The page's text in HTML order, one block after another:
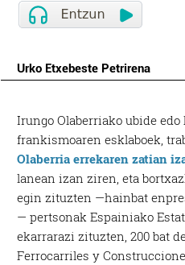
Urko Etxebeste Petrirena
Irungo Olaberriako ubide
frankismoaren esklaboek,
Olaberria errekaren zatian
lanean izan ziren, eta
egin zituzten —hainbat
— pertsonak Espainiako
ekarrarazi zituzten, 200 bat
Ferrocarriles y